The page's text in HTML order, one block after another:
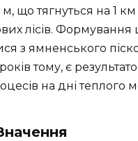
що тягнуться на 1
лісів. Формування
з ямненського
тому, є
на дні теплого